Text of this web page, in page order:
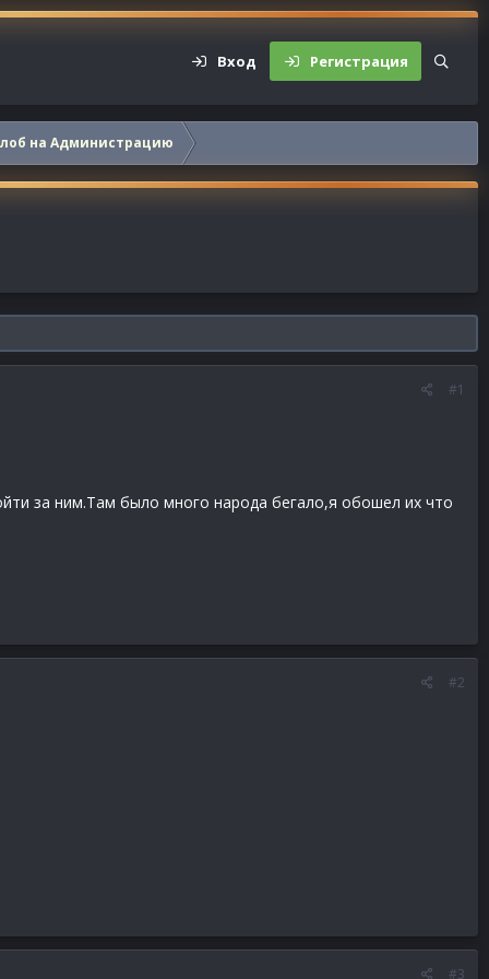
Вход Регистрация
на Администрацию
#1
за ним.Там было много народа бегало,я обошел их что
#2
#3